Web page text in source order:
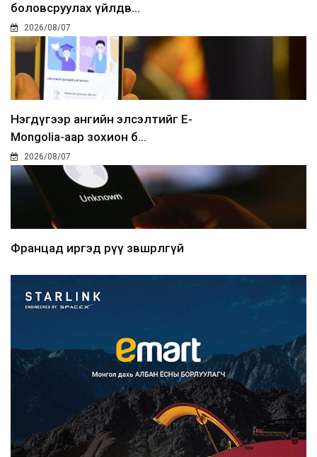
боловсруулах үйлдв...
2026/08/07
Нэгдүгээр ангийн элсэлтийг E-
Mongolia-аар зохион б...
2026/08/07
Францад иргэд рүү зөвшөөрөлгүй
Нийтийн тээврийн Ч:19А чиглэлийн
замналд түр хугац...
2026/08/07